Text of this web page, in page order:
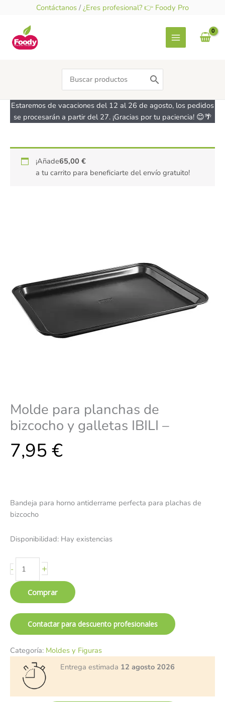
contenido
Contáctanos / ¿Eres profesional? 👉 Foody Pro
Search
for:
Estaremos de vacaciones del 12 al 26 de agosto, los pedidos
se procesarán a partir del 27. ¡Gracias por tu paciencia! 😊🌴
¡Añade65,00€
a tu carrito para beneficiarte del envío gratuito!
Molde para planchas de
bizcocho y galletas IBILI –
7,95 €
Bandeja para horno antiderrame perfecta para plachas de
bizcocho
Disponibilidad: Hay existencias
-
Molde
para
planchas
+
Comprar
Contactar para descuento profesionales
Categoría: Moldes y Figuras
Entrega estimada 12 agosto 2026